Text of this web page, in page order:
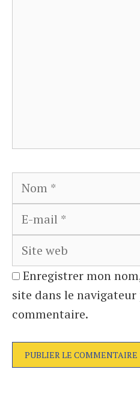
Nom
Enregistrer mon
site dans le
commentaire.